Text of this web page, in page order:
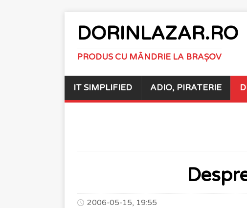
DORINLAZAR.RO
PRODUS CU MÂNDRIE LA BRAȘOV
IT SIMPLIFIED ADIO, PIRATERIE
2006-05-15, 19:55